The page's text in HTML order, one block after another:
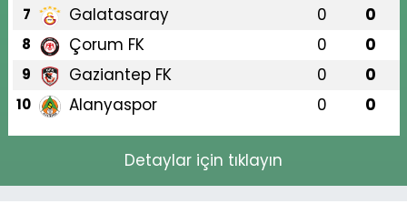
7 Galatasaray 0 0
8 Çorum FK 0 0
9 Gaziantep FK 0 0
10 Alanyaspor 0 0
Detaylar için tıklayın